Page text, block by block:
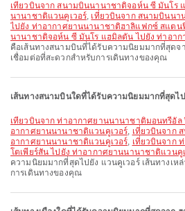
เที่ยวบินจาก สนามบินนานาชาติจอห์น ซี มันโร แฮมิลตัน ไปยัง ท่าอากาศยาน
นานาชาติแวนคูเวอร์, เที่ยวบินจาก สนามบินน
ไปยัง ท่าอากาศยานนานาชาติฮาลิแฟกซ์ สแตน
นานาชาติจอห์น ซี มันโร แฮมิลตัน ไปยัง ท่าอา
คือเส้นทางสนามบินที่ได้รับความนิยมมากที่สุดจ
เชื่อมต่อที่สะดวกสำหรับการเดินทางของคุณ
เส้นทางสนามบินใดที่ได้รับความนิยมมากที่สุดไ
เที่ยวบินจาก ท่าอากาศยานนานาชาติมอนทรีอัล ปิแอร์ อิลเลียต ทรูโด ไปยัง ท่า
อากาศยานนานาชาติแวนคูเวอร์, เที่ยวบินจาก
อากาศยานนานาชาติแวนคูเวอร์, เที่ยวบินจาก
โตเพียร์สัน ไปยัง ท่าอากาศยานนานาชาติแวนคู
ความนิยมมากที่สุดไปยัง แวนคูเวอร์ เส้นทางเห
การเดินทางของคุณ